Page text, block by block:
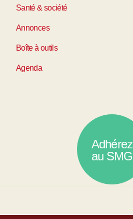
Santé & société
Annonces
Boîte à outils
Agenda
Adhérez
au SMG